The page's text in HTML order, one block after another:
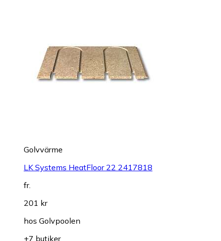
Golvvärme
LK Systems HeatFloor 22 2417818
fr.
201 kr
hos Golvpoolen
+7 butiker